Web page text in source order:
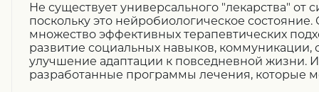
Не существует универсального "лекарства" от
поскольку это нейробиологическое
множество эффективных терапевтических
развитие социальных навыков,
улучшение адаптации к повседневной жизни.
разработанные программы лечения, которые